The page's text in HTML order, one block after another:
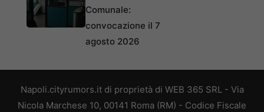
Comunale:
convocazione il 7
agosto 2026
Napoli.cityrumors.it di proprietà di WEB 365 SRL - Via
Nicola Marchese 10, 00141 Roma (RM) - Codice Fiscale